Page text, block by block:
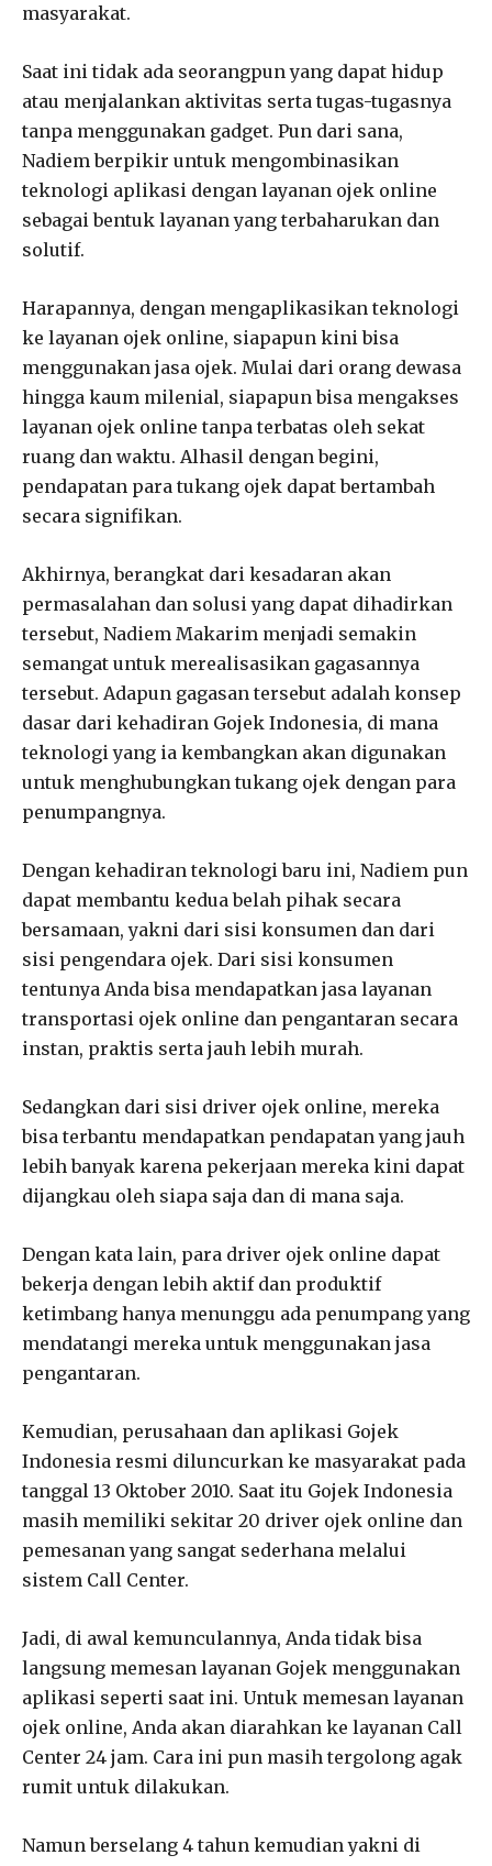
masyarakat.
Saat ini tidak ada seorangpun yang dapat hidup
atau menjalankan aktivitas serta tugas-tugasnya
tanpa menggunakan gadget. Pun dari sana,
Nadiem berpikir untuk mengombinasikan
teknologi aplikasi dengan layanan ojek online
sebagai bentuk layanan yang terbaharukan dan
solutif.
Harapannya, dengan mengaplikasikan teknologi
ke layanan ojek online, siapapun kini bisa
menggunakan jasa ojek. Mulai dari orang dewasa
hingga kaum milenial, siapapun bisa mengakses
layanan ojek online tanpa terbatas oleh sekat
ruang dan waktu. Alhasil dengan begini,
pendapatan para tukang ojek dapat bertambah
secara signifikan.
Akhirnya, berangkat dari kesadaran akan
permasalahan dan solusi yang dapat dihadirkan
tersebut, Nadiem Makarim menjadi semakin
semangat untuk merealisasikan gagasannya
tersebut. Adapun gagasan tersebut adalah konsep
dasar dari kehadiran Gojek Indonesia, di mana
teknologi yang ia kembangkan akan digunakan
untuk menghubungkan tukang ojek dengan para
penumpangnya.
Dengan kehadiran teknologi baru ini, Nadiem pun
dapat membantu kedua belah pihak secara
bersamaan, yakni dari sisi konsumen dan dari
sisi pengendara ojek. Dari sisi konsumen
tentunya Anda bisa mendapatkan jasa layanan
transportasi ojek online dan pengantaran secara
instan, praktis serta jauh lebih murah.
Sedangkan dari sisi driver ojek online, mereka
bisa terbantu mendapatkan pendapatan yang jauh
lebih banyak karena pekerjaan mereka kini dapat
dijangkau oleh siapa saja dan di mana saja.
Dengan kata lain, para driver ojek online dapat
bekerja dengan lebih aktif dan produktif
ketimbang hanya menunggu ada penumpang yang
mendatangi mereka untuk menggunakan jasa
pengantaran.
Kemudian, perusahaan dan aplikasi Gojek
Indonesia resmi diluncurkan ke masyarakat pada
tanggal 13 Oktober 2010. Saat itu Gojek Indonesia
masih memiliki sekitar 20 driver ojek online dan
pemesanan yang sangat sederhana melalui
sistem Call Center.
Jadi, di awal kemunculannya, Anda tidak bisa
langsung memesan layanan Gojek menggunakan
aplikasi seperti saat ini. Untuk memesan layanan
ojek online, Anda akan diarahkan ke layanan Call
Center 24 jam. Cara ini pun masih tergolong agak
rumit untuk dilakukan.
Namun berselang 4 tahun kemudian yakni di